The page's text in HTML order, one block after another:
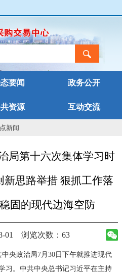
要闻 政务公开
资源 互动交流
新闻
局第十六次集体学习时
新思路举措 狠抓工作落
固的现代边海空防
01 浏览次数：63
政治局7月30日下午就推进现代
习。中共中央总书记习近平在主持